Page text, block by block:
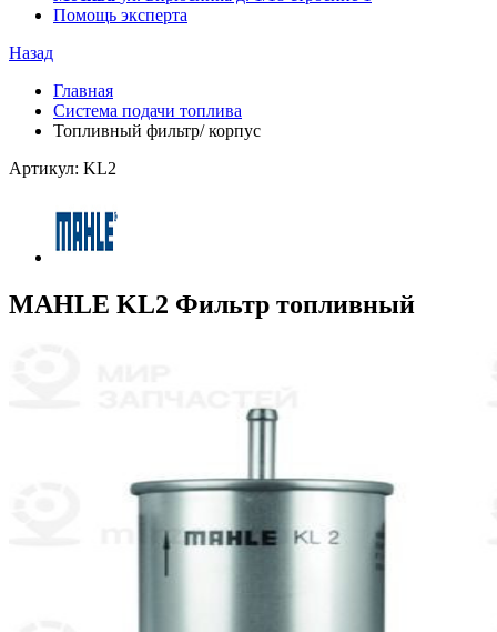
Помощь эксперта
Назад
Главная
Система подачи топлива
Топливный фильтр/ корпус
Артикул: KL2
MAHLE KL2 Фильтр топливный